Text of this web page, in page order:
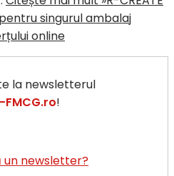
singurul ambalaj
online
la newsletterul
!
un newsletter?